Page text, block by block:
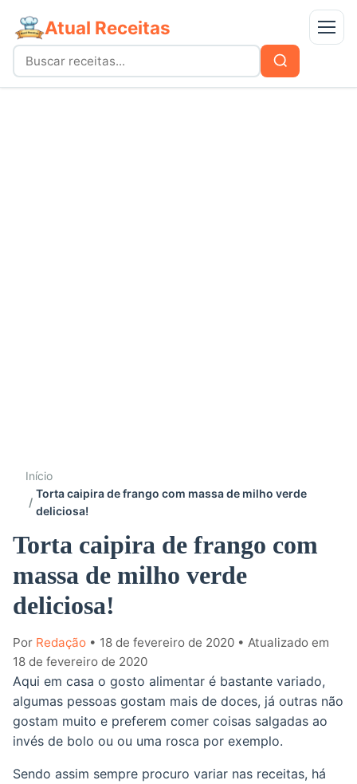
Atual Receitas Menu
Buscar
por:
Buscar
Início
Torta caipira de frango com massa de milho verde
deliciosa!
Torta caipira de frango com
massa de milho verde
deliciosa!
Por Redação • 18 de fevereiro de 2020 • Atualizado em
18 de fevereiro de 2020
Aqui em casa o gosto alimentar é bastante variado,
algumas pessoas gostam mais de doces, já outras não
gostam muito e preferem comer coisas salgadas ao
invés de bolo ou ou uma rosca por exemplo.
Sendo assim sempre procuro variar nas receitas, há